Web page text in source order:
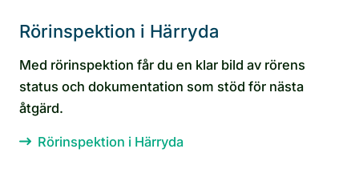
Rörinspektion i Härryda
Med rörinspektion får du en klar bild av rörens
status och dokumentation som stöd för nästa
åtgärd.
Rörinspektion i Härryda